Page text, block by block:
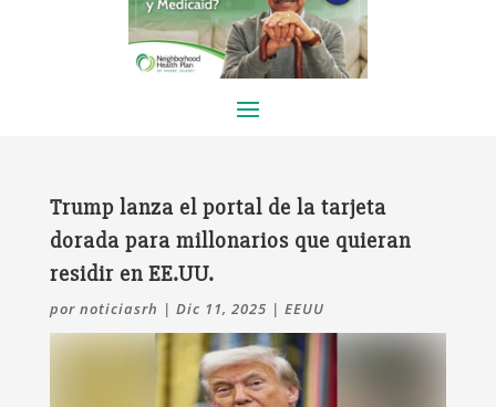
Trump lanza el portal de la tarjeta
dorada para millonarios que quieran
residir en EE.UU.
por noticiasrh | Dic 11, 2025 | EEUU